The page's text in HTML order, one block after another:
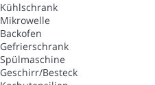
Kühlschrank
Mikrowelle
Backofen
Gefrierschrank
Spülmaschine
Geschirr/Besteck